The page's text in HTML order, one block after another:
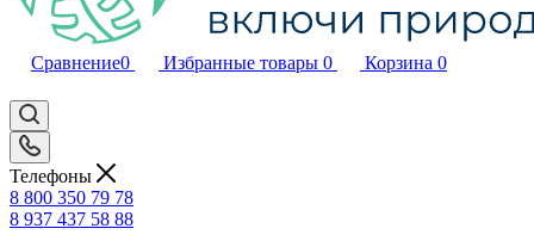
Сравнение0 Избранные товары 0 Корзина 0
Телефоны
8 800 350 79 78
8 937 437 58 88